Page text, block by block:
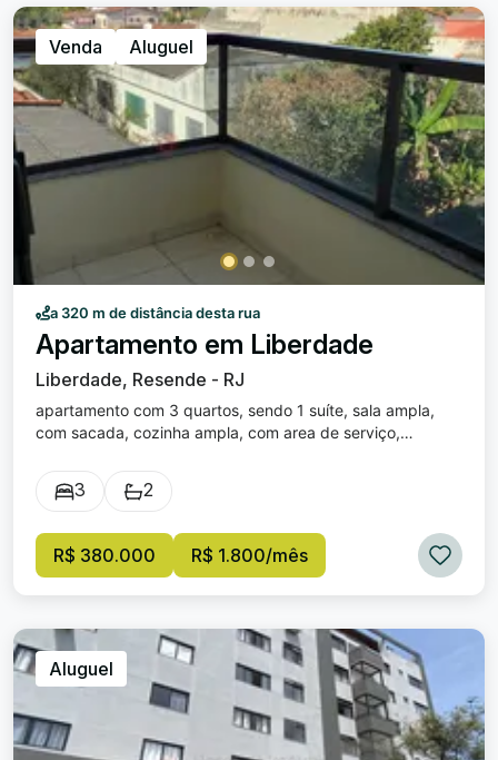
com 2 dormitórios , garantindo um espaço acolhedor para
toda a família, além de um banheiro central e funcional. A
cozinha é prática e permite criar deliciosas refeições no
conforto do seu novo lar. Para sua comodidade, o
apartamento dispõe de uma vaga de garagem ,
oferecendo segurança e praticidade no seu dia a dia com
2 elevadores e portaria eletrônica com monitoramento 24
horas. Para os momentos de lazer o Condomínio dispõe de
academia de ginástica, banheiro masculino e feminino,
playground e salão de festas equipado com freezer,
churrasqueira, fogão e pia. A combinação de localização
estratégica no Bairro com um ambiente acolhedor faz
deste apartamento uma excelente oportunidade para
perca a chance de transformar este imóvel no seu novo
lar! Venha visitar e surpreenda-se.
Venda Aluguel
a 320 m de distância desta rua
Apartamento em Liberdade
Liberdade, Resende - RJ
apartamento com 3 quartos, sendo 1 suíte, sala ampla,
com sacada, cozinha ampla, com area de serviço,
3 2
R$ 380.000 R$ 1.800/mês
Aluguel